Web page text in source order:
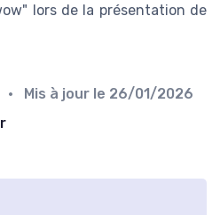
lors de la présentation de
• Mis à jour le 26/01/2026